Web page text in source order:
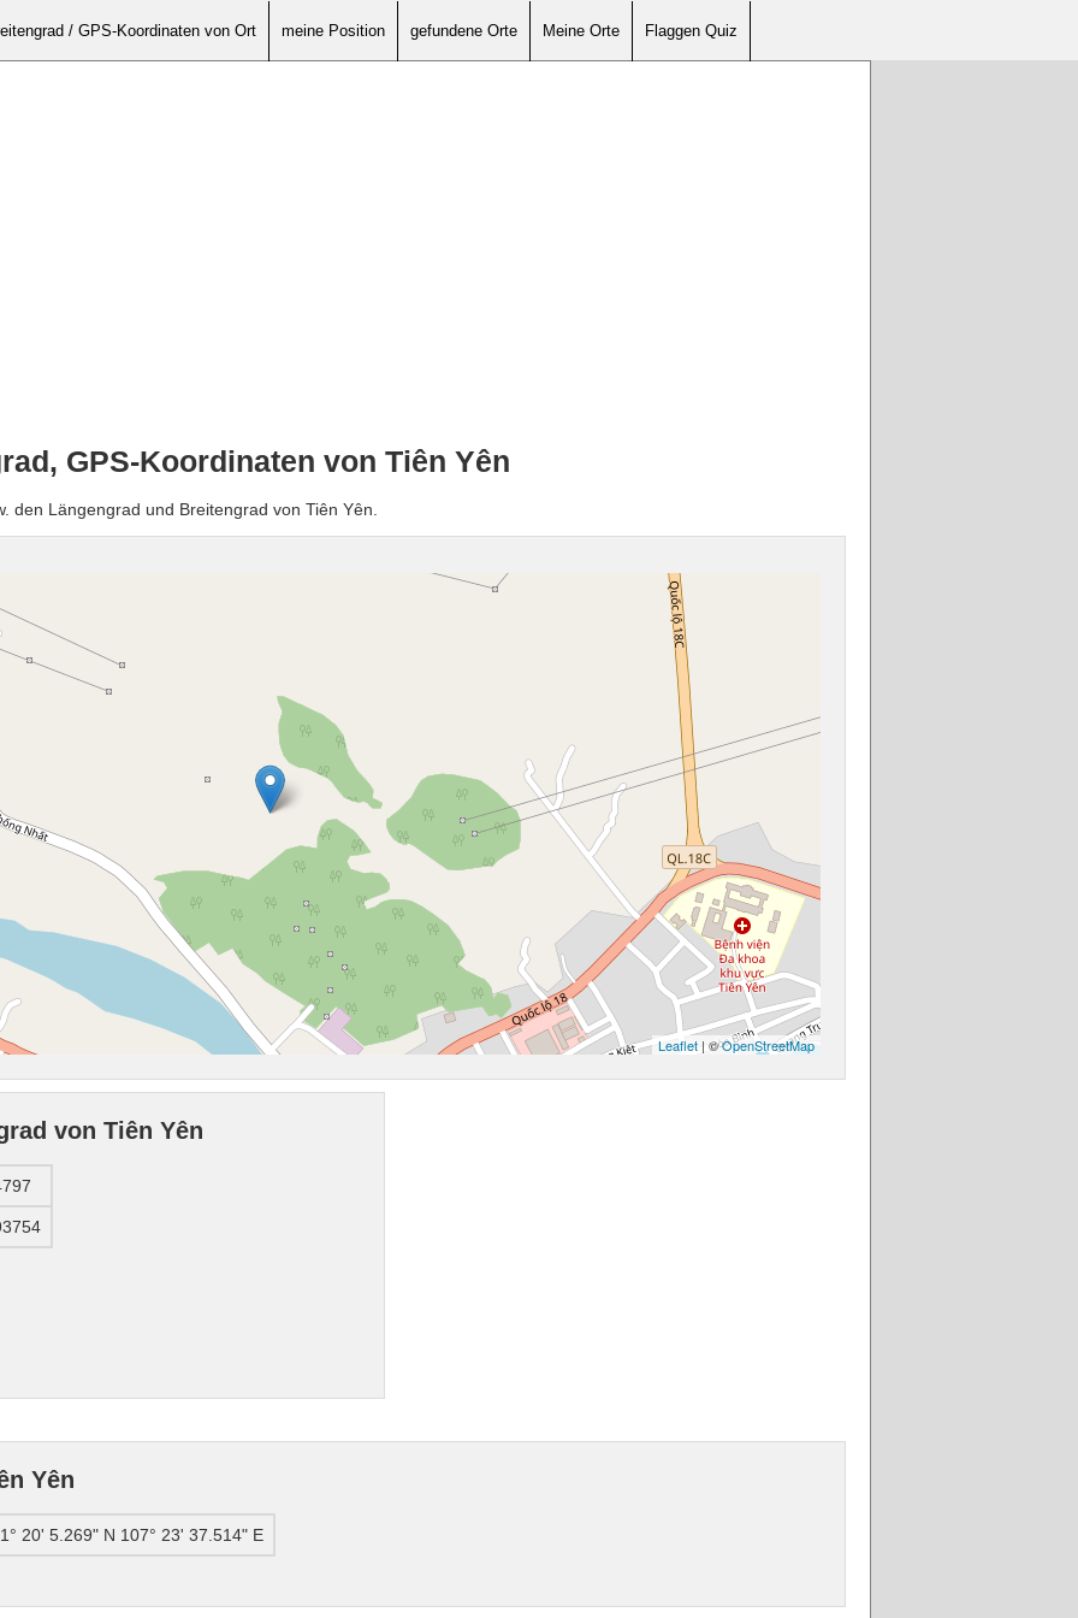
/ GPS-Koordinaten von Ort meine Position gefundene Orte Meine Orte Flaggen Quiz
GPS-Koordinaten von Tiên Yên
den Längengrad und Breitengrad von Tiên Yên.
Leaflet | ©OpenStreetMap
von Tiên Yên
Yên
20' 5.269" N 107° 23' 37.514" E